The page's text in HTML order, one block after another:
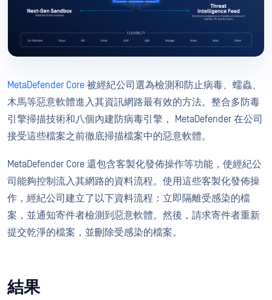
MetaDefender Core 被經紀公司選為檢測和防止病毒、蠕蟲、
木馬等惡意軟體進入其資訊網路最有效的方法。整合多防毒
引擎掃描技術和八個內建防病毒引擎， MetaDefender 在公司
接受這些檔案之前徹底掃描檔案中的惡意軟體。
MetaDefender Core 還包含客製化發佈操作等功能，使經紀公
司能夠控制流入其網路的資料流程。使用這些客製化發佈操
作，經紀公司建立了以下資料流程：立即隔離受感染的檔
案，並通知寄件者檢測到惡意軟體。然後，請求寄件者重新
提交乾淨的檔案，並刪除受感染的檔案。
結果